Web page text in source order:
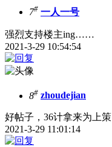
7# 一人一号
强烈支持楼主ing……
2021-3-29 10:54:54
8# zhoudejian
好帖子，36计拿来为上策
2021-3-29 11:01:14